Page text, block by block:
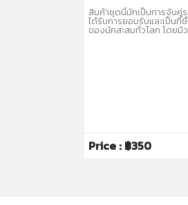
สินค้าชุดนี้มักเป็นการจับคู่
ได้รับการยอมรับและเป็นที่
ของนักสะสมทั่วโลก โดยมี
Price : ฿350